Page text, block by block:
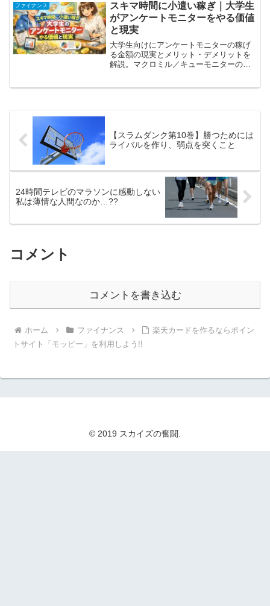
ファイナンス
スキマ時間に小遣い稼ぎ｜大学生
がアンケートモニターをやる価値
と現実
大学生向けにアンケートモニターの稼げ
る金額の現実とメリット・デメリットを
解説。マクロミル／キューモニターの選
【スラムダンク第10巻】勝つためには
ライバルを作り、弱点を突くこと
24時間テレビのマラソンに感動しない
私は薄情な人間なのか…??
コメント
コメントを書き込む
ホーム ファイナンス
楽天カードを作るならポイン
トサイト「モッピー」を利用しよう!!
© 2019 スカイズの奮闘.